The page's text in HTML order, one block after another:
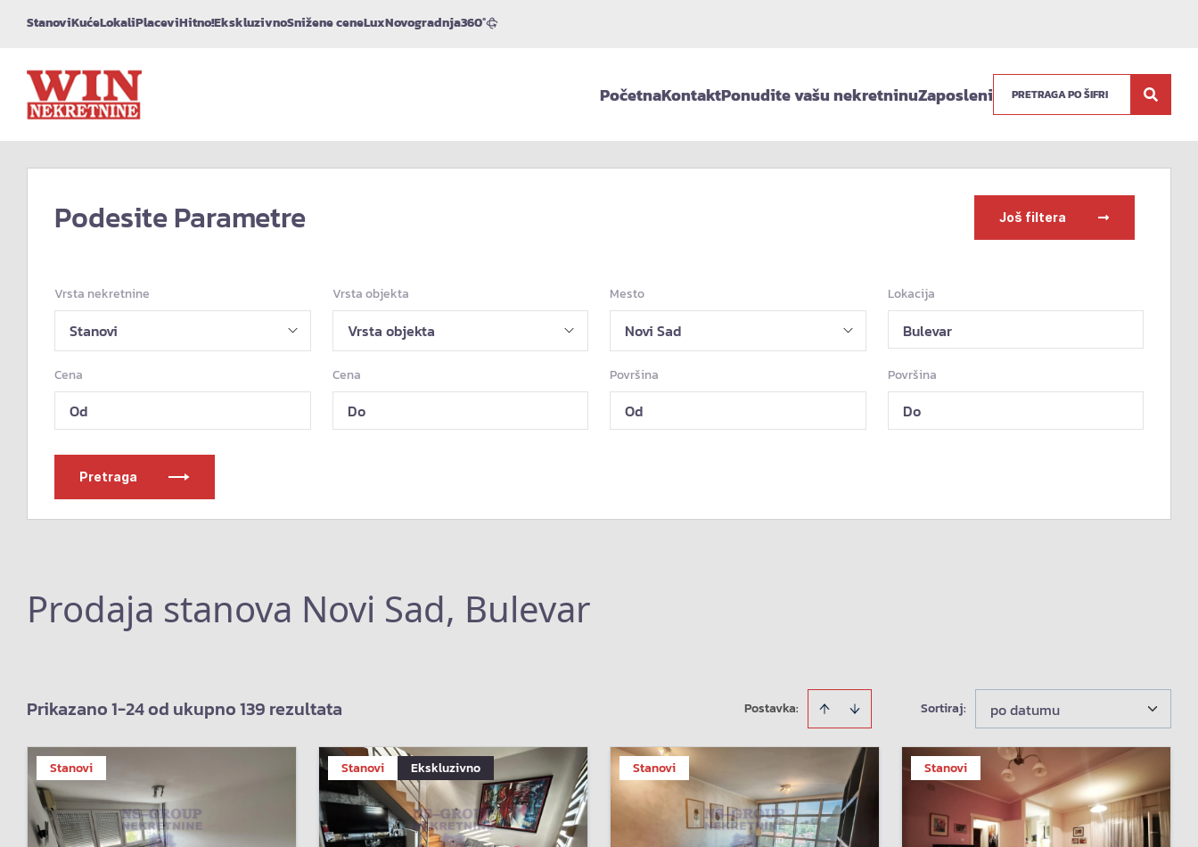
StanoviKućeLokaliPlaceviHitno!EkskluzivnoSnižene ceneLuxNovogradnja360°
PočetnaKontaktPonudite vašu nekretninuZaposleni
Podesite Parametre Još filtera
Vrsta nekretnine Vrsta objekta Mesto Lokacija
Bulevar
Cena Cena Površina Površina
Pretraga
Prodaja stanova Novi Sad, Bulevar
Prikazano 1-24 od ukupno 139 rezultata Postavka: Sortiraj: po datumu
Stanovi Stanovi Ekskluzivno Stanovi Stanovi